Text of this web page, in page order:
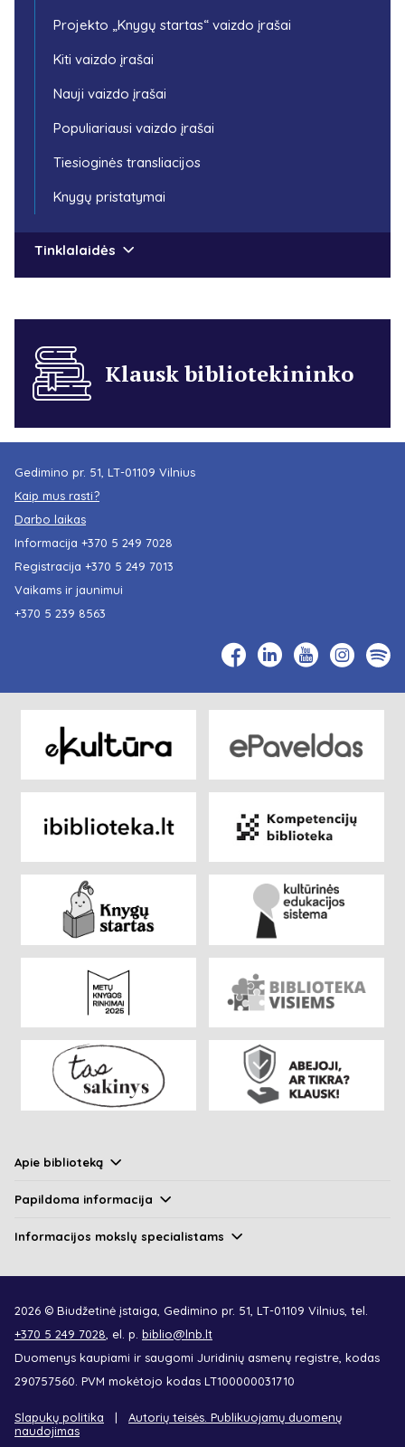
Projekto „Knygų startas“ vaizdo įrašai
Kiti vaizdo įrašai
Nauji vaizdo įrašai
Populiariausi vaizdo įrašai
Tiesioginės transliacijos
Knygų pristatymai
Tinklalaidės
Klausk bibliotekininko
Gedimino pr. 51, LT-01109 Vilnius
Kaip mus rasti?
Darbo laikas
Informacija +370 5 249 7028
Registracija +370 5 249 7013
Vaikams ir jaunimui
+370 5 239 8563
Apie biblioteką
Papildoma informacija
Informacijos mokslų specialistams
2026 © Biudžetinė įstaiga, Gedimino pr. 51, LT-01109 Vilnius, tel.
+370 5 249 7028 , el. p. biblio@lnb.lt
Duomenys kaupiami ir saugomi Juridinių asmenų registre, kodas
290757560. PVM mokėtojo kodas LT100000031710
Slapukų politika
Autorių teisės. Publikuojamų duomenų
naudojimas